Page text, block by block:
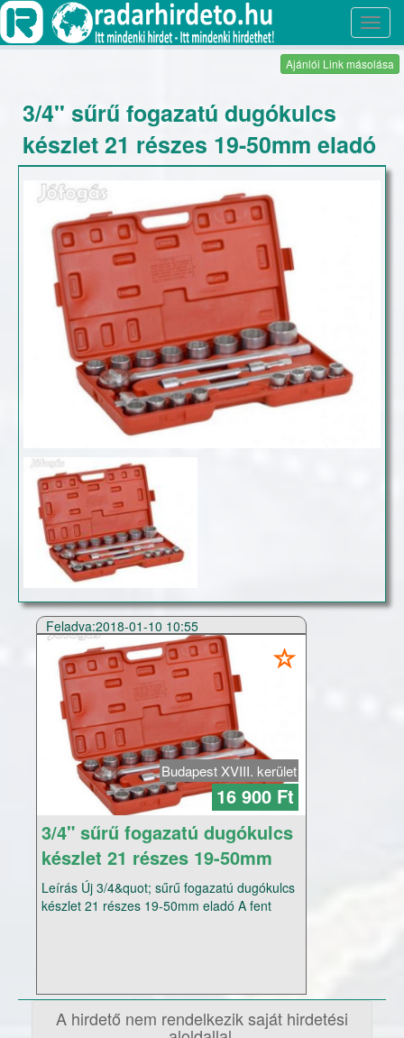
Ajánlói Link másolása
3/4" sűrű fogazatú dugókulcs
készlet 21 részes 19-50mm eladó
Feladva:2018-01-10 10:55
Budapest XVIII. kerület
16 900 Ft
3/4" sűrű fogazatú dugókulcs
készlet 21 részes 19-50mm
eladó
Leírás Új 3/4&quot; sűrű fogazatú dugókulcs
készlet 21 részes 19-50mm eladó A fent
pontjára. Telefonos elérhetőségünk:
+3620941-0384 (A hét minden napján
hívható Hétvégén és ünnepnapon is)
A hirdető nem rendelkezik saját hirdetési